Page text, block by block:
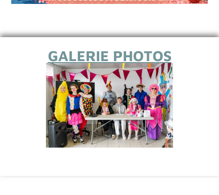
GALERIE PHOTOS